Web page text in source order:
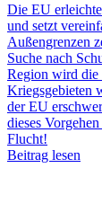
Die EU
und setzt
Außengrenzen
Suche nach
Region wird die
Kriegsgebieten
der EU
dieses
Flucht!
Beitrag lesen